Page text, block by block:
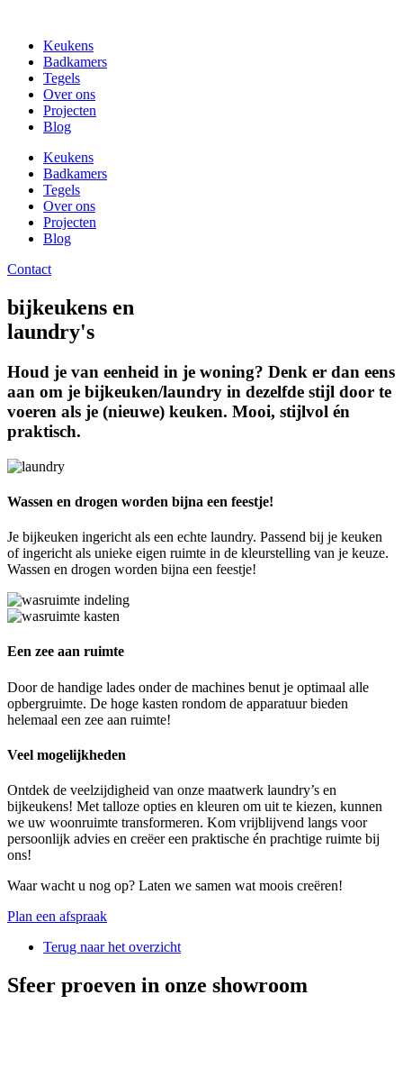
inhoud
Keukens
Badkamers
Tegels
Over ons
Projecten
Blog
Keukens
Badkamers
Tegels
Over ons
Projecten
Blog
Contact
bijkeukens en
laundry's
Houd je van eenheid in je woning? Denk er dan eens
aan om je bijkeuken/laundry in dezelfde stijl door te
voeren als je (nieuwe) keuken. Mooi, stijlvol én
praktisch.
Wassen en drogen worden bijna een feestje!
Je bijkeuken ingericht als een echte laundry. Passend bij je keuken
of ingericht als unieke eigen ruimte in de kleurstelling van je keuze.
Wassen en drogen worden bijna een feestje!
Een zee aan ruimte
Door de handige lades onder de machines benut je optimaal alle
opbergruimte. De hoge kasten rondom de apparatuur bieden
helemaal een zee aan ruimte!
Veel mogelijkheden
Ontdek de veelzijdigheid van onze maatwerk laundry’s en
bijkeukens! Met talloze opties en kleuren om uit te kiezen, kunnen
we uw woonruimte transformeren. Kom vrijblijvend langs voor
persoonlijk advies en creëer een praktische én prachtige ruimte bij
ons!
Waar wacht u nog op? Laten we samen wat moois creëren!
Plan een afspraak
Terug naar het overzicht
Sfeer proeven in onze showroom